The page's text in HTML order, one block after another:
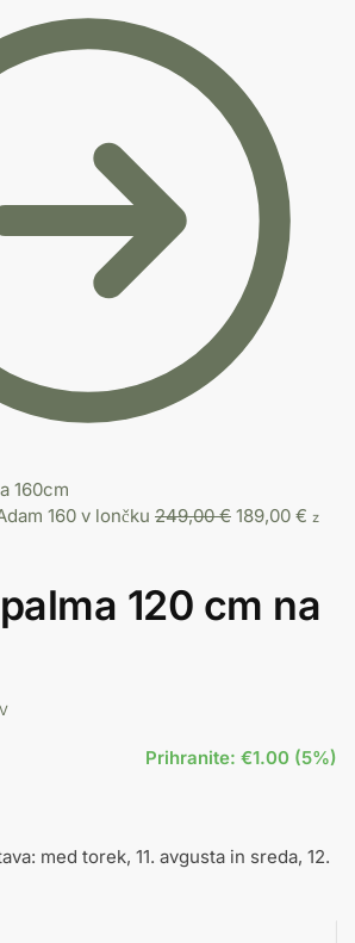
160 v lončku 249,00€ 189,00 € z
120 cm na
Prihranite: €1.00 (5%)
med torek, 11. avgusta in sreda, 12.